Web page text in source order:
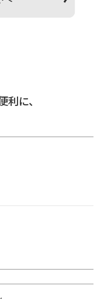
お使いいただくため
内寸外寸ともに実寸で
。※スマートフォンや
える場合があります。
ショルダーベルト＞ 幅
／ ＜がまろっく＞ 高さ
部分：6.5cm、重さ：5g
含む） ／ ※外寸は口金
に、